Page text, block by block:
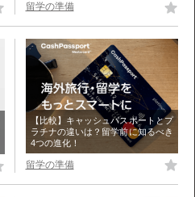
留学の準備
【比較】キャッシュパスポートとプ
ラチナの違いは？留学前に知るべき
4つの進化！
留学の準備